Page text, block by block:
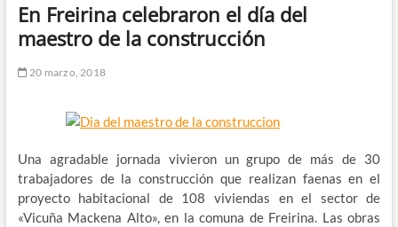
En Freirina celebraron el día del
maestro de la construcción
20 marzo, 2018
Una agradable jornada vivieron un grupo de más de 30
trabajadores de la construcción que realizan faenas en el
proyecto habitacional de 108 viviendas en el sector de
«Vicuña Mackena Alto», en la comuna de Freirina. Las obras